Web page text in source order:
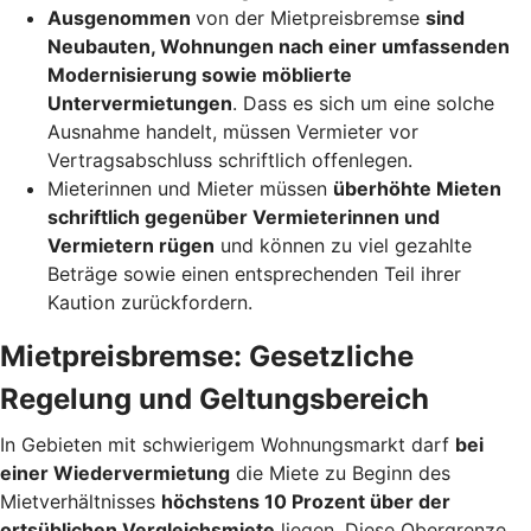
Ausgenommen von der Mietpreisbremse sind
Neubauten, Wohnungen nach einer umfassenden
Modernisierung sowie möblierte
Untervermietungen. Dass es sich um eine solche
Ausnahme handelt, müssen Vermieter vor
Vertragsabschluss schriftlich offenlegen.
Mieterinnen und Mieter müssen überhöhte Mieten
schriftlich gegenüber Vermieterinnen und
Vermietern rügen und können zu viel gezahlte
Beträge sowie einen entsprechenden Teil ihrer
Kaution zurückfordern.
Mietpreisbremse: Gesetzliche
Regelung und Geltungsbereich
In Gebieten mit schwierigem Wohnungsmarkt darf bei
einer Wiedervermietung die Miete zu Beginn des
Mietverhältnisses höchstens 10 Prozent über der